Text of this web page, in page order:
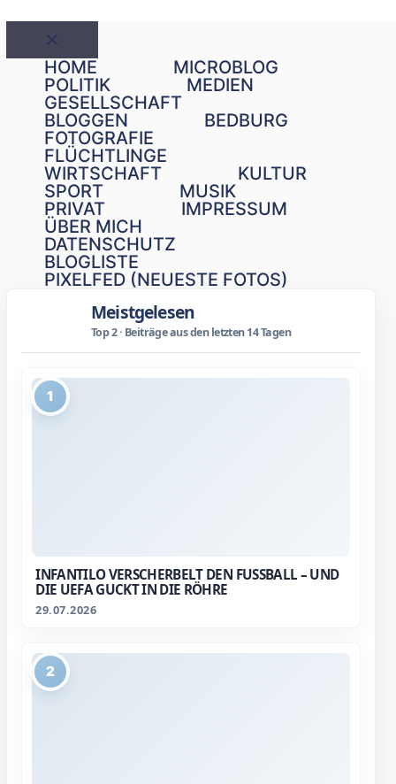
Schließen
HOME
MICROBLOG
POLITIK
MEDIEN
GESELLSCHAFT
BLOGGEN
BEDBURG
FOTOGRAFIE
FLÜCHTLINGE
WIRTSCHAFT
KULTUR
SPORT
MUSIK
PRIVAT
IMPRESSUM
ÜBER MICH
DATENSCHUTZ
BLOGLISTE
PIXELFED (NEUESTE FOTOS)
Meistgelesen
Top 2 · Beiträge aus den letzten 14 Tagen
1
INFANTILO VERSCHERBELT DEN FUSSBALL – UND D
IE UEFA GUCKT IN DIE RÖHRE
29.07.2026
2